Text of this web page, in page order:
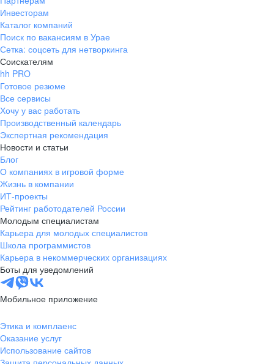
Инвесторам
Каталог компаний
Поиск по вакансиям в Урае
Сетка: соцсеть для нетворкинга
Соискателям
hh PRO
Готовое резюме
Все сервисы
Хочу у вас работать
Производственный календарь
Экспертная рекомендация
Новости и статьи
Блог
О компаниях в игровой форме
Жизнь в компании
ИТ-проекты
Рейтинг работодателей России
Молодым специалистам
Карьера для молодых специалистов
Школа программистов
Карьера в некоммерческих организациях
Боты для уведомлений
Мобильное приложение
Этика и комплаенс
Оказание услуг
Использование сайтов